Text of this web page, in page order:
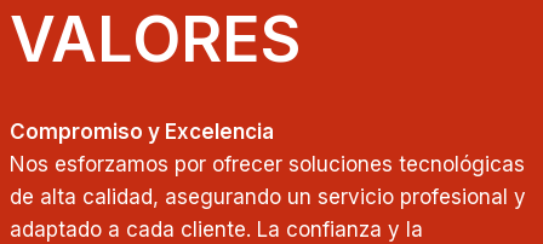
VALORES
Compromiso y Excelencia
Nos esforzamos por ofrecer soluciones tecnológicas
de alta calidad, asegurando un servicio profesional y
adaptado a cada cliente. La confianza y la